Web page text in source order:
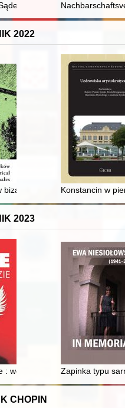
w kinie polskim
2022
1939-1940 : history
Uniwersytetu
bizantyńskich w "Historii
Konstancin w
2023
: wojny polsko-rosyjskie
Zapinka typu
CHOPIN